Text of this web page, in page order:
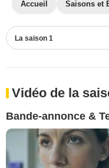
Accueil Saisons et
La saison 1
Vidéo de la
Bande-annonce &